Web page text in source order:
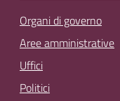
Organi di governo
Aree amministrative
Uffici
Politici